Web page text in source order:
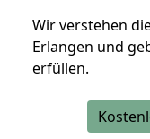
Wir verstehen
Erlangen und
erfüllen.